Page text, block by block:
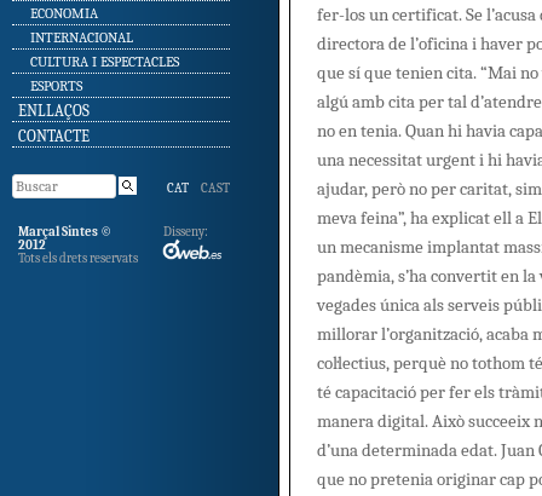
ECONOMIA
INTERNACIONAL
CULTURA I ESPECTACLES
ESPORTS
ENLLAÇOS
CONTACTE
CAT CAST
Marçal Sintes ©
2012
Tots els drets reservats
Disseny:
fer-los un certificat. Se l’acusa
directora de l’oficina i haver
que sí que tenien cita. “Mai
algú amb cita per tal
no en tenia. Quan hi havia
una necessitat urgent i hi
ajudar, però no per caritat,
meva feina”, ha explicat ell a
un mecanisme implantat
pandèmia, s’ha convertit en la
vegades única als serveis
millorar l’organització, acaba
col·lectius, perquè no tothom
té capacitació per fer els
manera digital. Això succeeix
d’una determinada edat.
que no pretenia originar cap